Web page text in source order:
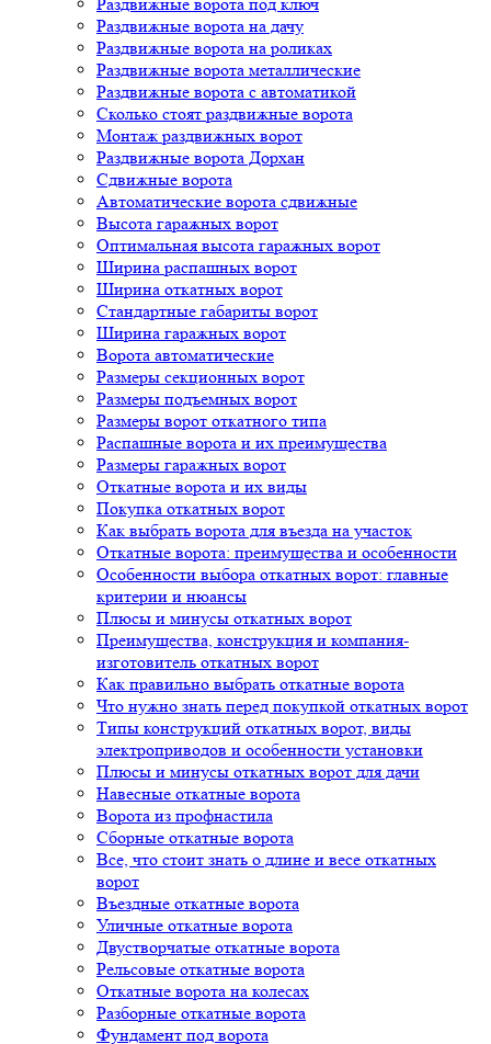
Раздвижные ворота на дачу
Раздвижные ворота на роликах
Раздвижные ворота металлические
Раздвижные ворота с автоматикой
Сколько стоят раздвижные ворота
Монтаж раздвижных ворот
Раздвижные ворота Дорхан
Сдвижные ворота
Автоматические ворота сдвижные
Высота гаражных ворот
Оптимальная высота гаражных ворот
Ширина распашных ворот
Ширина откатных ворот
Стандартные габариты ворот
Ширина гаражных ворот
Ворота автоматические
Размеры секционных ворот
Размеры подъемных ворот
Размеры ворот откатного типа
Распашные ворота и их преимущества
Размеры гаражных ворот
Откатные ворота и их виды
Покупка откатных ворот
Как выбрать ворота для въезда на участок
Откатные ворота: преимущества и особенности
Особенности выбора откатных ворот: главные
критерии и нюансы
Плюсы и минусы откатных ворот
Преимущества, конструкция и компания-
изготовитель откатных ворот
Как правильно выбрать откатные ворота
Что нужно знать перед покупкой откатных ворот
Типы конструкций откатных ворот, виды
электроприводов и особенности установки
Плюсы и минусы откатных ворот для дачи
Навесные откатные ворота
Ворота из профнастила
Сборные откатные ворота
Все, что стоит знать о длине и весе откатных
ворот
Въездные откатные ворота
Уличные откатные ворота
Двустворчатые откатные ворота
Рельсовые откатные ворота
Откатные ворота на колесах
Разборные откатные ворота
Фундамент под ворота